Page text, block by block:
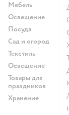
Мебель
Освещение
Посуда
Сад и огород
Текстиль
Освещение
Товары для
праздников
Хранение